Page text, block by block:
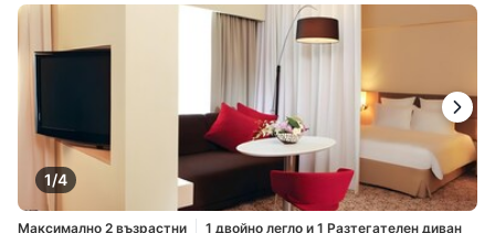
1/4
Максимално 2 възрастни
1 двойно легло и 1 Разтегателен диван